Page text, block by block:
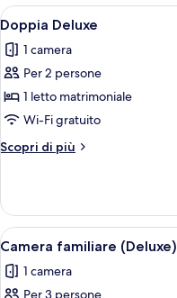
con
2
letti
singoli
Apri
tutte
le
foto
per
Doppia
Deluxe
9
Doppia Deluxe
1 camera
Per 2 persone
1 letto matrimoniale
Wi-Fi gratuito
Scopri di più
Altri
Deluxe
Apri
tutte
le
9
Camera familiare (Deluxe)
1 camera
Per 3 persone